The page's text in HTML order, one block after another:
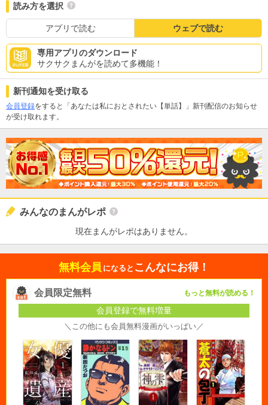
読み方を選択
アプリで読む ウェブで読む
専用アプリのダウンロード
サクサクまんがを読めて多機能！
新刊通知を受け取る
会員登録をすると「あなたは私におとされたい【単話】」新刊配信のお知らせ
が受け取れます。
みんなのまんがレポ
現在まんがレポはありません。
無料会員 になると こんなにお得！
会員限定無料 もっと無料が読める！
会員登録で無料増量
＼この他にも会員無料漫画がいっぱい／